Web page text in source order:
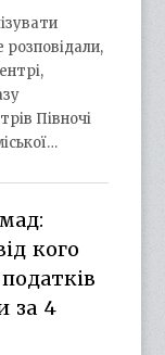
Півночі
кого
за 4